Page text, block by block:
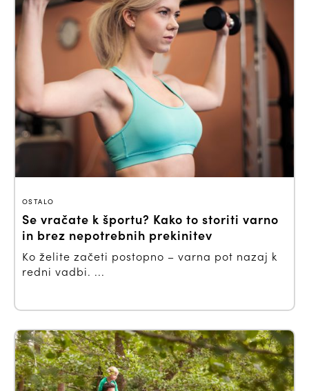
OSTALO
Se vračate k športu? Kako to storiti varno
in brez nepotrebnih prekinitev
Ko želite začeti postopno – varna pot nazaj k
redni vadbi. ...